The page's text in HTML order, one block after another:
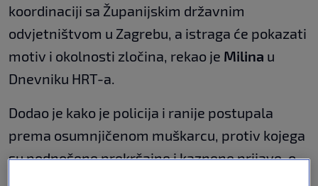
koordinaciji sa Županijskim državnim
odvjetništvom u Zagrebu, a istraga će pokazati
motiv i okolnosti zločina, rekao je Milina u
Dnevniku HRT-a.
Dodao je kako je policija i ranije postupala
prema osumnjičenom muškarcu, protiv kojega
su podnošene prekršajne i kaznene prijave, o